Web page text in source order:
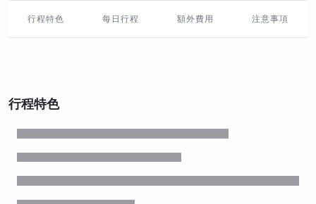
行程特色 每日行程 額外費用 注意事項
行程特色